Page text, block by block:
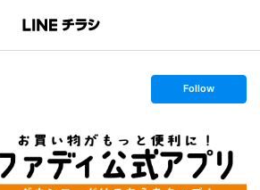
s
t
o
Follow